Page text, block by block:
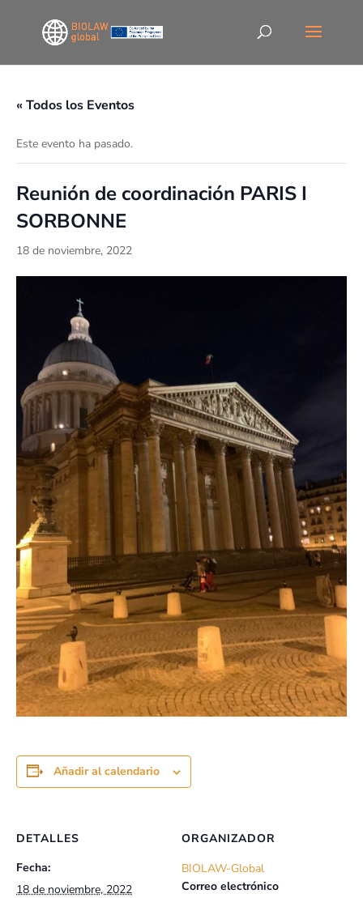
« Todos los Eventos
Este evento ha pasado.
Reunión de coordinación PARIS I
SORBONNE
18 de noviembre, 2022
Añadir al calendario
DETALLES
Fecha:
18 de noviembre, 2022
ORGANIZADOR
BIOLAW-Global
Correo electrónico